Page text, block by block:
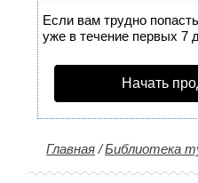
Если вам трудно
уже в течение первых 7
Начать
Главная /Библиотека